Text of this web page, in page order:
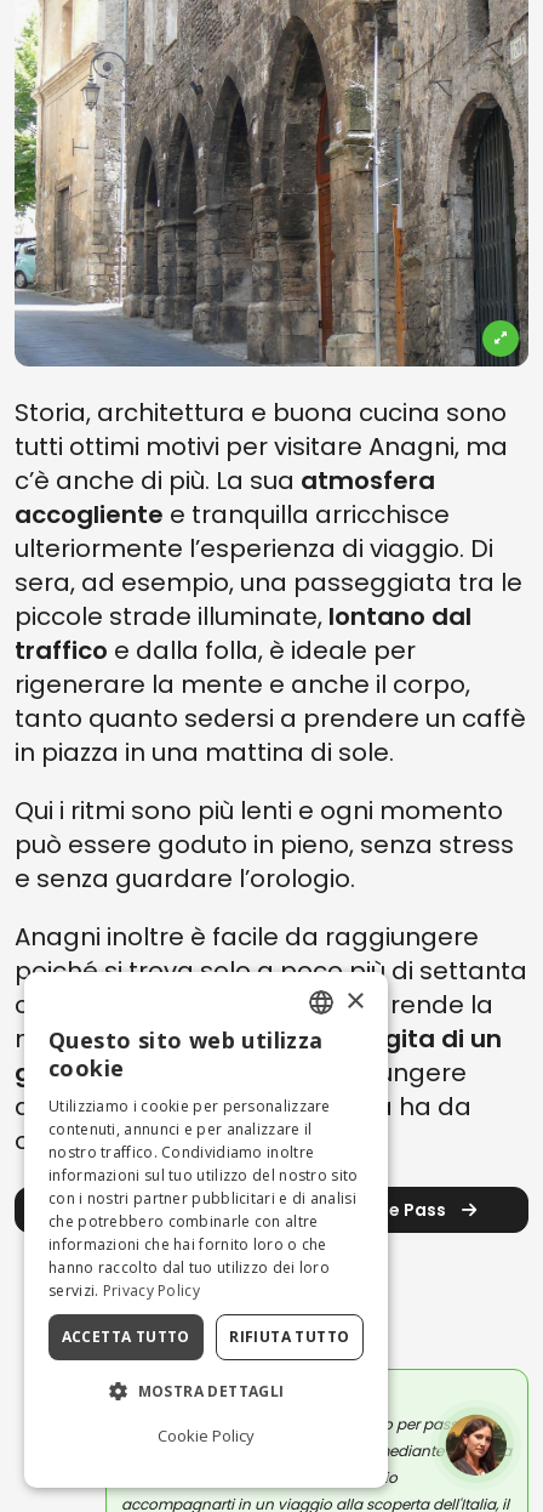
Storia, architettura e buona cucina sono
tutti ottimi motivi per visitare Anagni, ma
c’è anche di più. La sua atmosfera
accogliente e tranquilla arricchisce
ulteriormente l’esperienza di viaggio. Di
sera, ad esempio, una passeggiata tra le
piccole strade illuminate, lontano dal
traffico e dalla folla, è ideale per
rigenerare la mente e anche il corpo,
tanto quanto sedersi a prendere un caffè
in piazza in una mattina di sole.
Qui i ritmi sono più lenti e ogni momento
può essere goduto in pieno, senza stress
e senza guardare l’orologio.
Anagni inoltre è facile da raggiungere
poiché si trova solo a poco più di settanta
chilometri da
. Questo la rende la
meta perfetta anche per una
gita di un
giornodalla capitale, da aggiungere
all’infinità di bellezze che Roma ha da
offrire.
Scopri la bellezza di Roma con il Rome Pass
L'autore
MASSIMILIANO ANTONIO PRIMI
Scrivo per professione, ma soprattutto per passione.
Adoro raccontare emozioni e storie mediante la magia
della scrittura. Con i miei articoli voglio
accompagnarti in un viaggio alla scoperta dell'Italia, il
ENGLISH
ITALIAN
×
Questo sito web utilizza
cookie
Utilizziamo i cookie per personalizzare
contenuti, annunci e per analizzare il
nostro traffico. Condividiamo inoltre
informazioni sul tuo utilizzo del nostro sito
con i nostri partner pubblicitari e di analisi
che potrebbero combinarle con altre
informazioni che hai fornito loro o che
hanno raccolto dal tuo utilizzo dei loro
servizi. Privacy Policy
ACCETTA TUTTO RIFIUTA TUTTO
MOSTRA DETTAGLI
Cookie Policy